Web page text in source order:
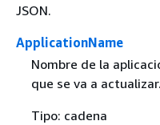
JSON.
ApplicationName
Nombre de la
que se va a actualizar.
Tipo: cadena